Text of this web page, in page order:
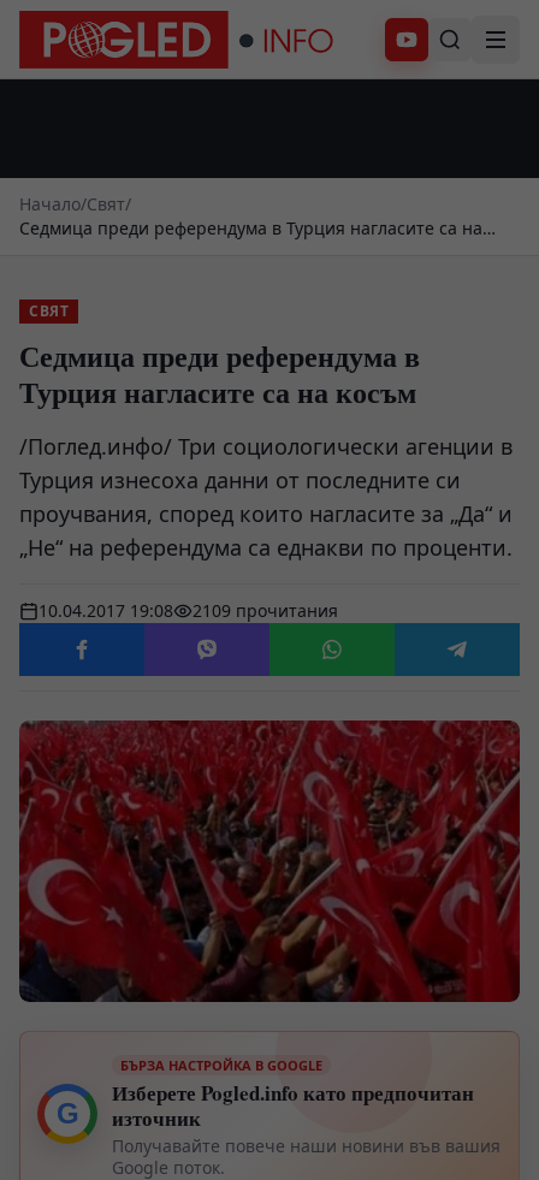
Абонирай се
Начало/Свят/
Седмица преди референдума в Турция нагласите са на
СВЯТ
Седмица преди референдума в
Турция нагласите са на косъм
/Поглед.инфо/ Три социологически агенции в
Турция изнесоха данни от последните си
проучвания, според които нагласите за „Да“ и
„Не“ на референдума са еднакви по проценти.
10.04.2017 19:08 2109 прочитания
G
БЪРЗА НАСТРОЙКА В GOOGLE
Изберете Pogled.info като предпочитан
източник
Получавайте повече наши новини във вашия
Google поток.